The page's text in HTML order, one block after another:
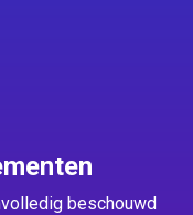
beschouwd